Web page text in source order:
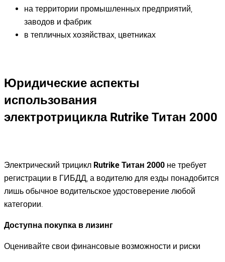
на территории промышленных предприятий,
заводов и фабрик
в тепличных хозяйствах, цветниках
Юридические аспекты
использования
электротрицикла Rutrike Титан 2000
Электрический трицикл Rutrike Титан 2000 не требует
регистрации в ГИБДД, а водителю для езды понадобится
лишь обычное водительское удостоверение любой
категории.
Доступна покупка в лизинг
Оценивайте свои финансовые возможности и риски